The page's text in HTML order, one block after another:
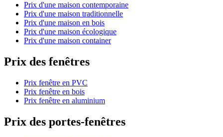
Prix d'une maison contemporaine
Prix d'une maison traditionnelle
Prix d'une maison en bois
Prix d'une maison écologique
Prix d'une maison container
Prix des fenêtres
Prix fenêtre en PVC
Prix fenêtre en bois
Prix fenêtre en aluminium
Prix des portes-fenêtres